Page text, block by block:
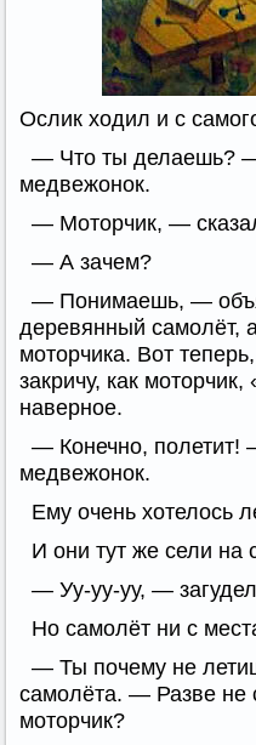
Ослик ходил и с
— Что ты делаешь?
медвежонок.
— Моторчик, —
— А зачем?
— Понимаешь, —
деревянный самолёт,
моторчика. Вот
закричу, как моторчик,
наверное.
— Конечно, полетит!
медвежонок.
Ему очень хотелось
И они тут же сели на
— Уу-уу-уу, —
Но самолёт ни с
— Ты почему не
самолёта. — Разве не
моторчик?